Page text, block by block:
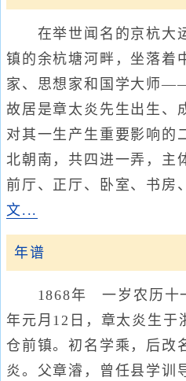
在举世闻名的京杭大
镇的余杭塘河畔，坐落着
家、思想家和国学大师
故居是章太炎先生出生、
对其一生产生重要影响的
北朝南，共四进一弄，主
前厅、正厅、卧室、书房
文...
年谱
1868年 一岁农历十一
年元月12日，章太炎生于
仓前镇。初名学乘，后改
炎。父章濬，曾任县学训